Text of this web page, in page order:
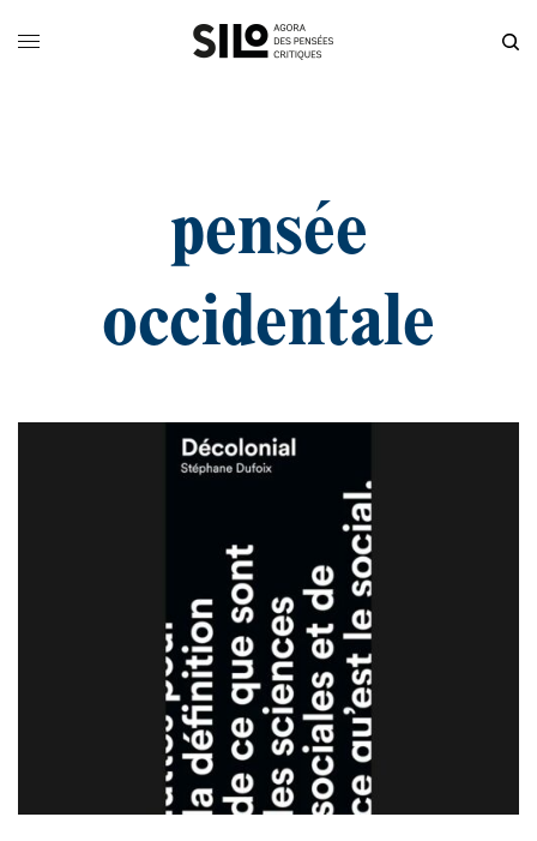
pensée
occidentale